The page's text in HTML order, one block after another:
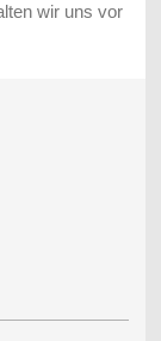
wir uns vor